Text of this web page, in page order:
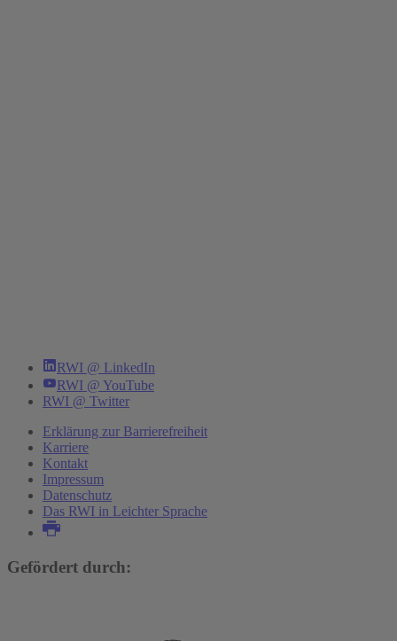
RWI @ LinkedIn
RWI @ YouTube
RWI @ Twitter
Erklärung zur Barrierefreiheit
Karriere
Kontakt
Impressum
Datenschutz
Das RWI in Leichter Sprache
Gefördert durch: